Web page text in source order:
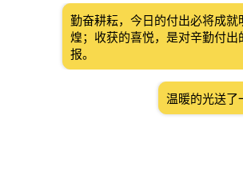
勤奋耕耘，今日的付出必将成就
煌；收获的喜悦，是对辛勤付出
报。
温暖的光送了